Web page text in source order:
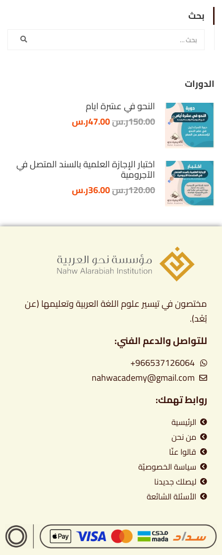
بحث
الدورات
النحو في عشرة أيام
150.00ر.س
اختبار الإجازة العلمية بالسند المتصل في
الآجرومية
120.00ر.س
مختصون في تيسير علوم اللغة العربية وتعليمها (عن
بُعْد).
للتواصل والدعم الفني:
966537126064+
nahwacademy@gmail.com
روابط تهمك:
الرئيسية
من نحن
قالوا عنّا
سياسة الخصوصيّة
ليصلك جديدنا
الأسئلة الشائعة